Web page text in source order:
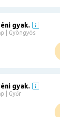
gyak.
| Gyöngyös
gyak.
| Győr